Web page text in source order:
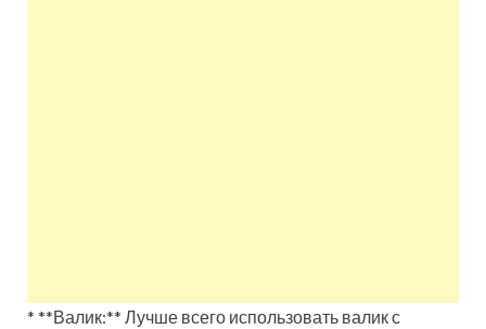
* **Валик:** Лучше всего использовать валик с